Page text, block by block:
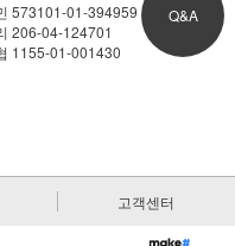
573101-01-394959
206-04-124701
1155-01-001430
Q&A
고객센터